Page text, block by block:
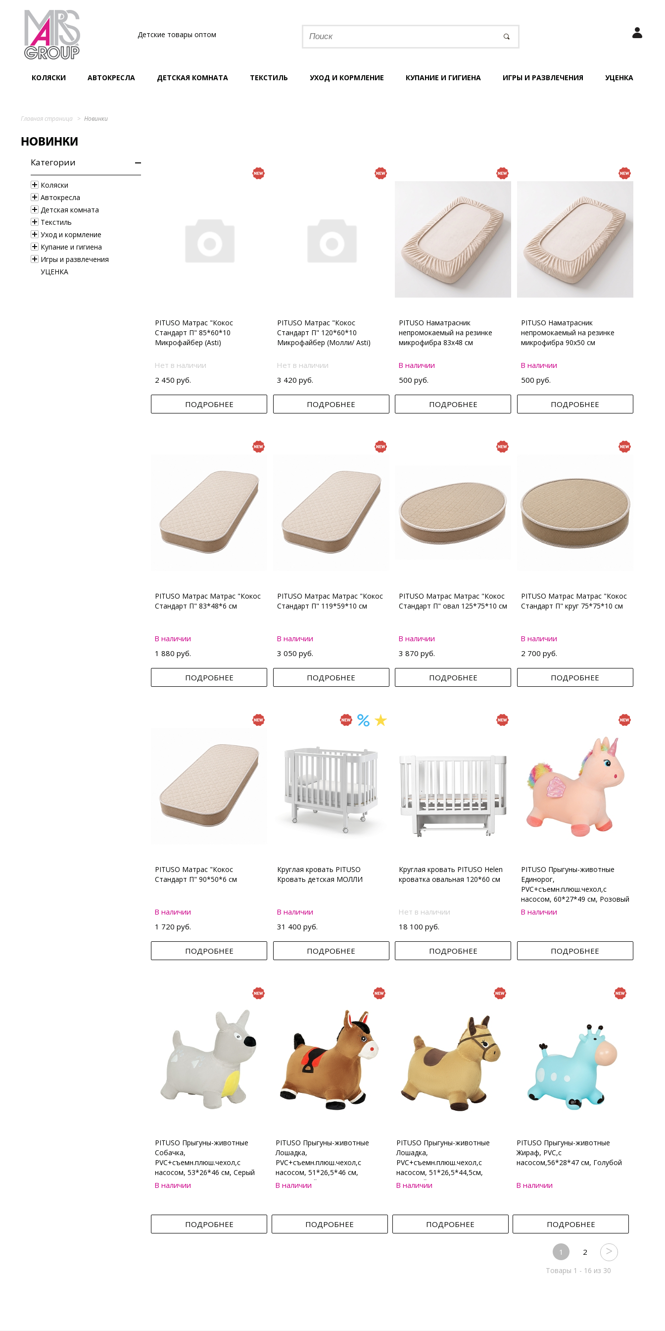
Детские товары оптом
КОЛЯСКИ АВТОКРЕСЛА ДЕТСКАЯ КОМНАТА ТЕКСТИЛЬ УХОД И КОРМЛЕНИЕ КУПАНИЕ И ГИГИЕНА ИГРЫ И РАЗВЛЕЧЕНИЯ УЦЕНКА
Главная страница Новинки
НОВИНКИ
Категории
Коляски
Автокресла
Детская комната
Текстиль
Уход и кормление
Купание и гигиена
Игры и развлечения
УЦЕНКА
PITUSO Матрас "Кокос
Стандарт П" 85*60*10
Микрофайбер (Asti)
Нет в наличии
2 450 руб.
ПОДРОБНЕЕ
PITUSO Матрас "Кокос
Стандарт П" 120*60*10
Микрофайбер (Молли/ Asti)
Нет в наличии
3 420 руб.
ПОДРОБНЕЕ
PITUSO Наматрасник
непромокаемый на резинке
микрофибра 83х48 см
В наличии
500 руб.
ПОДРОБНЕЕ
PITUSO Наматрасник
непромокаемый на резинке
микрофибра 90х50 см
В наличии
500 руб.
ПОДРОБНЕЕ
PITUSO Матрас Матрас "Кокос
Стандарт П" 83*48*6 см
В наличии
1 880 руб.
ПОДРОБНЕЕ
PITUSO Матрас Матрас "Кокос
Стандарт П" 119*59*10 см
В наличии
3 050 руб.
ПОДРОБНЕЕ
PITUSO Матрас Матрас "Кокос
Стандарт П" овал 125*75*10 см
В наличии
3 870 руб.
ПОДРОБНЕЕ
PITUSO Матрас Матрас "Кокос
Стандарт П" круг 75*75*10 см
В наличии
2 700 руб.
ПОДРОБНЕЕ
PITUSO Матрас "Кокос
Стандарт П" 90*50*6 см
В наличии
1 720 руб.
ПОДРОБНЕЕ
Круглая кровать PITUSO
Кровать детская МОЛЛИ
В наличии
31 400 руб.
ПОДРОБНЕЕ
Круглая кровать PITUSO Helen
кроватка овальная 120*60 см
Нет в наличии
18 100 руб.
ПОДРОБНЕЕ
PITUSO Прыгуны-животные
Единорог,
PVC+съемн.плюш.чехол,с
насосом, 60*27*49 см, Розовый
В наличии
ПОДРОБНЕЕ
PITUSO Прыгуны-животные
Собачка,
PVC+съемн.плюш.чехол,с
насосом, 53*26*46 см, Серый
В наличии
ПОДРОБНЕЕ
PITUSO Прыгуны-животные
Лошадка,
PVC+съемн.плюш.чехол,с
насосом, 51*26,5*46 см,
Коричневый
В наличии
ПОДРОБНЕЕ
PITUSO Прыгуны-животные
Лошадка,
PVC+съемн.плюш.чехол,с
насосом, 51*26,5*44,5см,
Бежевый
В наличии
ПОДРОБНЕЕ
PITUSO Прыгуны-животные
Жираф, PVC,с
насосом,56*28*47 см, Голубой
В наличии
ПОДРОБНЕЕ
1 2
Товары 1 - 16 из 30